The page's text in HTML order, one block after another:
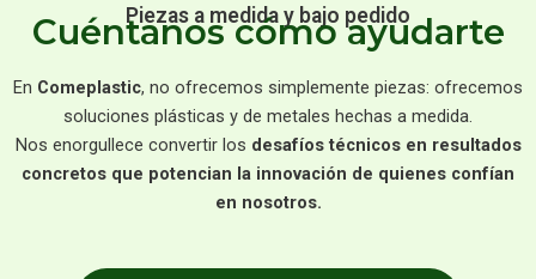
Piezas a medida y bajo pedido
Cuéntanos cómo ayudarte
En Comeplastic, no ofrecemos simplemente piezas: ofrecemos
soluciones plásticas y de metales hechas a medida.
Nos enorgullece convertir los desafíos técnicos en resultados
concretos que potencian la innovación de quienes confían
en nosotros.